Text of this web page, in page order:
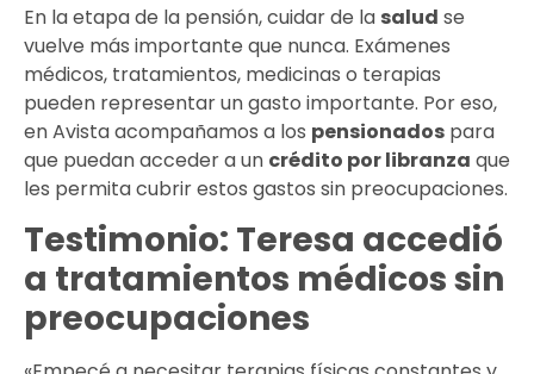
En la etapa de la pensión, cuidar de la salud se
vuelve más importante que nunca. Exámenes
médicos, tratamientos, medicinas o terapias
pueden representar un gasto importante. Por eso,
en Avista acompañamos a los pensionados para
que puedan acceder a un crédito por libranza que
les permita cubrir estos gastos sin preocupaciones.
Testimonio: Teresa accedió
a tratamientos médicos sin
preocupaciones